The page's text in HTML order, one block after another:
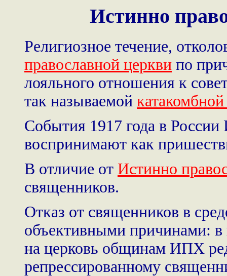
Истинно
Религиозное течение,
православной церкви по
лояльного отношения к
так называемой
События 1917 года в
воспринимают как
В отличие от Истинно
священников.
Отказ от священников в
объективными причинами: в
на церковь общинам ИПХ
репрессированному